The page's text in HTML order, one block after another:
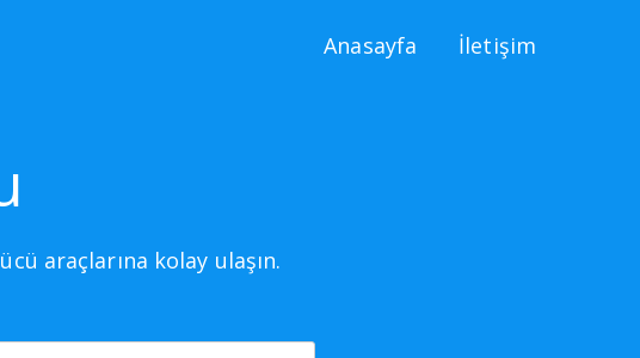
Anasayfa İletişim
araçlarına kolay ulaşın.